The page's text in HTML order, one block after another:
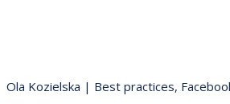
Ola Kozielska | Best practices,